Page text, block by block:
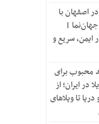
اصفهان با
|
ایمن، سریع و
محبوب برای
در ایران؛ از
تا ویلاهای